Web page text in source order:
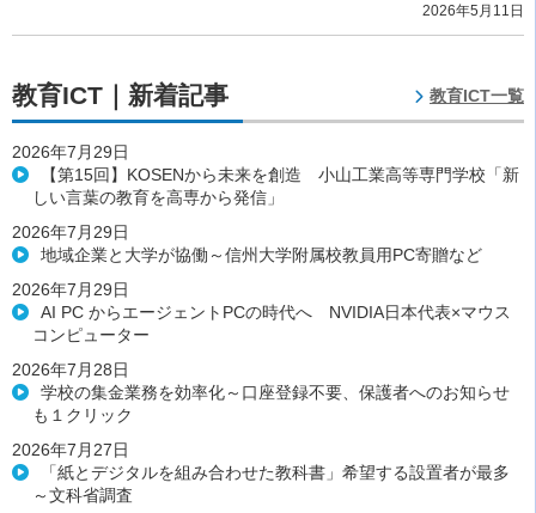
2026年5月11日
教育ICT｜新着記事 教育ICT一覧
2026年7月29日
【第15回】KOSENから未来を創造 小山工業高等専門学校「新
しい言葉の教育を高専から発信」
2026年7月29日
地域企業と大学が協働～信州大学附属校教員用PC寄贈など
2026年7月29日
AI PC からエージェントPCの時代へ NVIDIA日本代表×マウス
コンピューター
2026年7月28日
学校の集金業務を効率化～口座登録不要、保護者へのお知らせ
も１クリック
2026年7月27日
「紙とデジタルを組み合わせた教科書」希望する設置者が最多
～文科省調査